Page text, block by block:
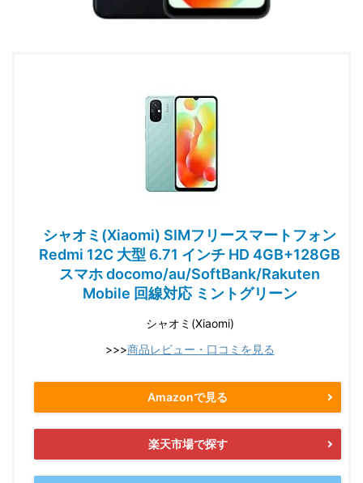
シャオミ(Xiaomi) SIMフリースマートフォン
Redmi 12C 大型 6.71 インチ HD 4GB+128GB
スマホ docomo/au/SoftBank/Rakuten
Mobile 回線対応 ミントグリーン
シャオミ(Xiaomi)
>>>商品レビュー・口コミを見る
Amazonで見る
楽天市場で探す